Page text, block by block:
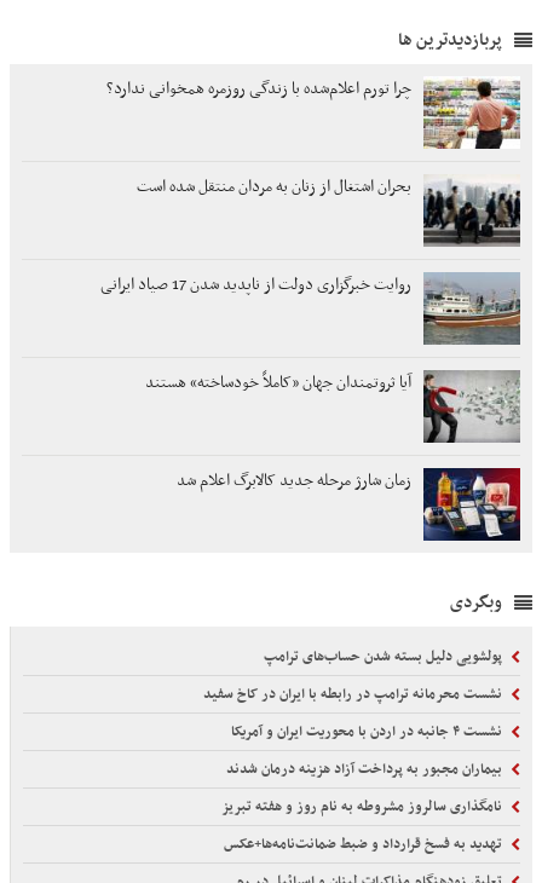
پربازدیدترین ها
چرا تورم اعلام‌شده با زندگی روزمره همخوانی ندارد؟
بحران اشتغال از زنان به مردان منتقل شده است
روایت خبرگزاری دولت از ناپدید شدن 17 صیاد ایرانی
آیا ثروتمندان جهان «کاملاً خودساخته» هستند
زمان شارژ مرحله جدید کالابرگ اعلام شد
وبگردی
پولشویی دلیل بسته شدن حساب‌های ترامپ
نشست محرمانه ترامپ در رابطه با ایران در کاخ سفید
نشست ۴ جانبه در اردن با محوریت ایران و آمریکا
بیماران مجبور به پرداخت آزاد هزینه درمان شدند
نامگذاری سالروز مشروطه به نام روز و هفته تبریز
تهدید به فسخ قرارداد و ضبط ضمانت‌نامه‌ها+عکس